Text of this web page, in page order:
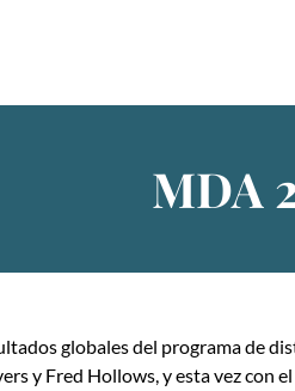
MDA
globales del programa de
y Fred Hollows, y esta vez con